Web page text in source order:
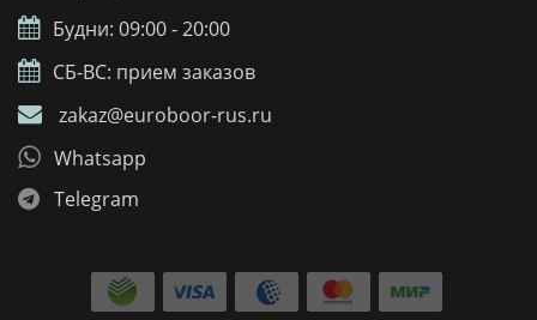
Будни: 09:00 - 20:00
СБ-ВС: прием заказов
zakaz@euroboor-rus.ru
Whatsapp
Telegram